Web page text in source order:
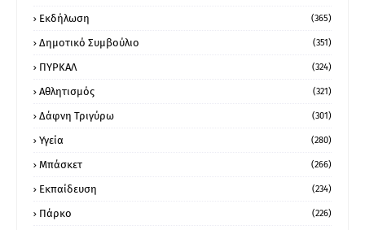
Εκδήλωση (365)
Δημοτικό Συμβούλιο (351)
ΠΥΡΚΑΛ (324)
Αθλητισμός (321)
Δάφνη Τριγύρω (301)
Υγεία (280)
Μπάσκετ (266)
Εκπαίδευση (234)
Πάρκο (226)